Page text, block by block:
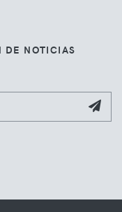
DE NOTICIAS